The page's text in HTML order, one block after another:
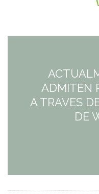
ADMITEN
A TRAVES
DE